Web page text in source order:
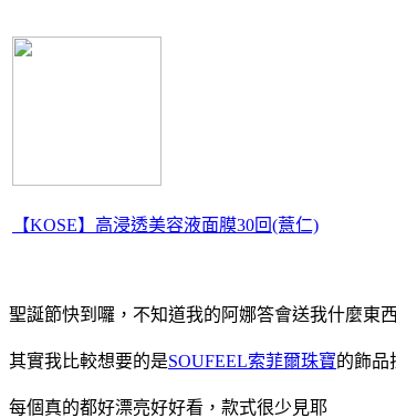
【KOSE】高浸透美容液面膜30回(薏仁)
聖誕節快到囉，不知道我的阿娜答會送我什麼東
其實我比較想要的是SOUFEEL索菲爾珠寶的飾品
每個真的都好漂亮好好看，款式很少見耶